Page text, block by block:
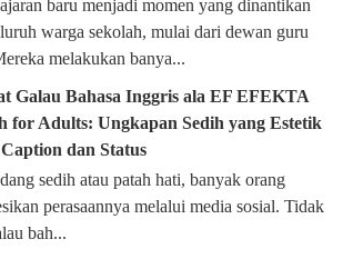
baru menjadi momen yang dinantikan
warga sekolah, mulai dari dewan guru
melakukan banya...
Galau Bahasa Inggris ala EF EFEKTA
for Adults: Ungkapan Sedih yang Estetik
dan Status
sedih atau patah hati, banyak orang
perasaannya melalui media sosial. Tidak
bah...